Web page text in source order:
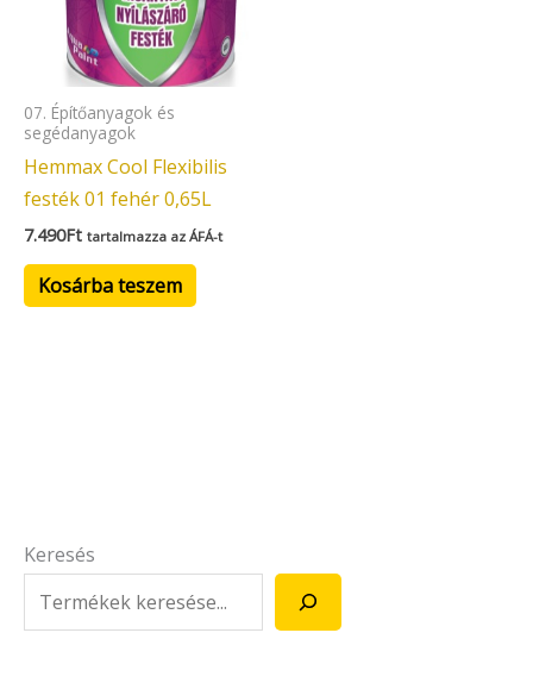
Keresés
07. Építőanyagok és
segédanyagok
Hemmax Cool Flexibilis
festék 01 fehér 0,65L
7.490Ft tartalmazza az ÁFÁ-t
Kosárba teszem